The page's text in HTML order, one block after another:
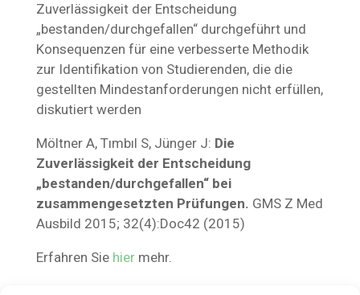
Zuverlässigkeit der Entscheidung
„bestanden/durchgefallen“ durchgeführt und
Konsequenzen für eine verbesserte Methodik
zur Identifikation von Studierenden, die die
gestellten Mindestanforderungen nicht erfüllen,
diskutiert werden
Möltner A, Tımbıl S, Jünger J: Die
Zuverlässigkeit der Entscheidung
„bestanden/durchgefallen“ bei
zusammengesetzten Prüfungen. GMS Z Med
Ausbild 2015; 32(4):Doc42 (2015)
Erfahren Sie hiermehr.